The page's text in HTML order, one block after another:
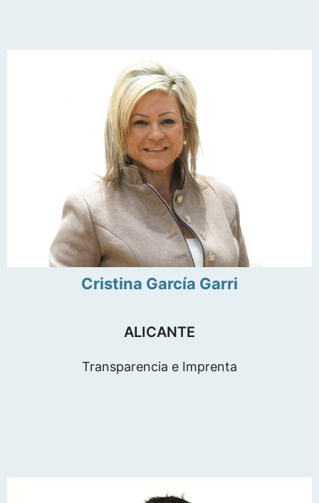
Cristina García Garri
ALICANTE
Transparencia e Imprenta